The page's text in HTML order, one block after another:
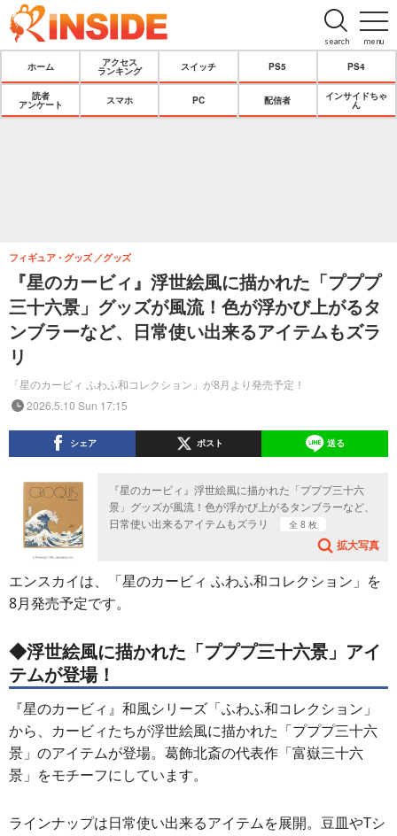
menu
search
ホーム
アクセス
ランキング
スイッチ PS5 PS4
読者
アンケート
スマホ PC 配信者
インサイドちゃ
ん
『星のカービィ』浮世絵風に描かれた「プププ
三十六景」グッズが風流！色が浮かび上がるタ
ンブラーなど、日常使い出来るアイテムもズラ
リ
「星のカービィ ふわふ和コレクション」が8月より発売予定！
フィギュア・グッズ グッズ
2026.5.10 Sun 17:15
シェア ポスト 送る
『星のカービィ』浮世絵風に描かれた「プププ三十六
景」グッズが風流！色が浮かび上がるタンブラーなど、
日常使い出来るアイテムもズラリ
全 8 枚
拡大写真
エンスカイは、「星のカービィ ふわふ和コレクション」を
8月発売予定です。
◆浮世絵風に描かれた「プププ三十六景」アイ
テムが登場！
『星のカービィ』和風シリーズ「ふわふ和コレクション」
から、カービィたちが浮世絵風に描かれた「プププ三十六
景」のアイテムが登場。葛飾北斎の代表作「富嶽三十六
景」をモチーフにしています。
ラインナップは日常使い出来るアイテムを展開。豆皿やTシ